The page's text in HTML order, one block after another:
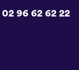
02 96 62 62 22